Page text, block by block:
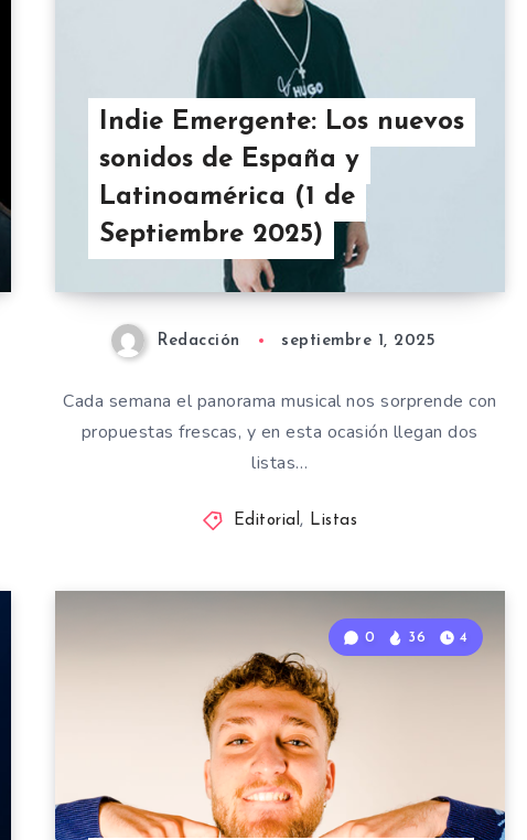
Indie Emergente: Los nuevos
sonidos de España y
Latinoamérica (1 de
Septiembre 2025)
Redacción septiembre 1, 2025
Cada semana el panorama musical nos sorprende con
propuestas frescas, y en esta ocasión llegan dos
listas…
Editorial, Listas
0 36 4